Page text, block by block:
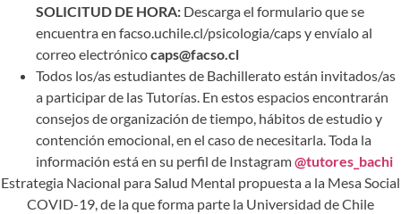
SOLICITUD DE HORA: Descarga el formulario que se
encuentra en facso.uchile.cl/psicologia/caps y envíalo al
correo electrónicocaps@facso.cl
Todos los/as estudiantes de Bachillerato están invitados/as
a participar de las Tutorías. En estos espacios encontrarán
consejos de organización de tiempo, hábitos de estudio y
contención emocional, en el caso de necesitarla. Toda la
información está en su perfil de Instagram@tutores_bachi
Estrategia Nacional para Salud Mental propuesta a la Mesa Social
COVID-19, de la que forma parte la Universidad de Chile